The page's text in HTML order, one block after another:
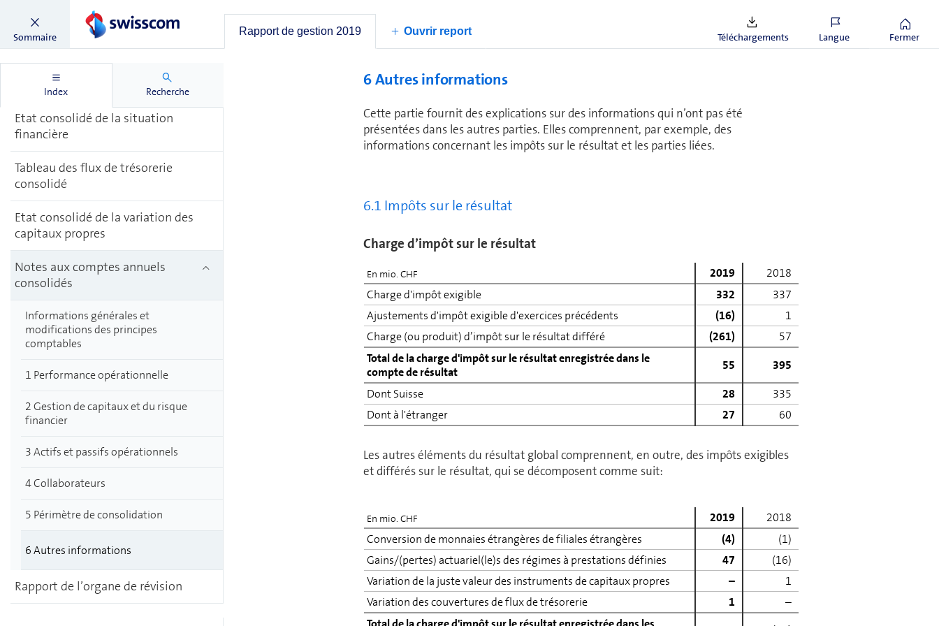
Sommaire Rapport de gestion 2019 Ouvrir report Téléchargements Langue Fermer
Index Recherche
Comptes annuels
consolidés
Compte de résultat global consolidé
Etat consolidé de la situation
financière
Tableau des flux de trésorerie
consolidé
Etat consolidé de la variation des
capitaux propres
Notes aux comptes annuels
consolidés
Informations générales et
modifications des principes
comptables
1 Performance opérationnelle
2 Gestion de capitaux et du risque
financier
3 Actifs et passifs opérationnels
4 Collaborateurs
5 Périmètre de consolidation
6 Autres informations
Rapport de l’organe de révision
SCS = Swisscom Suisse, FWB = Fastweb, AUT = Autres, GHQ = Group Head­quar­ters (coûts non attribués).
6 Autres informations
Cette partie fournit des explications sur des informations qui n’ont pas été
présentées dans les autres parties. Elles com­prennent, par exemple, des
informations concernant les impôts sur le résultat et les parties liées.
6.1 Impôts sur le résultat
Charge d’impôt sur le résultat
En mio. CHF 2019
2018
Charge d'impôt exigible
332
337
Ajustements d'impôt exigible d'exercices pré­cé­dents
(16)
1
Charge (ou produit) d’impôt sur le résultat différé
(261)
57
Total de la charge d'impôt sur le résultat enregistrée dans le
compte de résultat
55
395
Dont Suisse
28
335
Dont à l'étranger
27 60
Les autres éléments du résultat global com­prennent, en outre, des impôts exigibles
et différés sur le résultat, qui se décomposent comme suit:
En mio. CHF 2019
2018
Conversion de monnaies étrangères de filiales étrangères
(4)
(1)
Gains/(pertes) actuariel(le)s des régimes à pres­ta­tions définies
47
(16)
Variation de la juste valeur des ins­tru­ments de capitaux propres
–
1
Variation des couvertures de flux de trésorerie
1
–